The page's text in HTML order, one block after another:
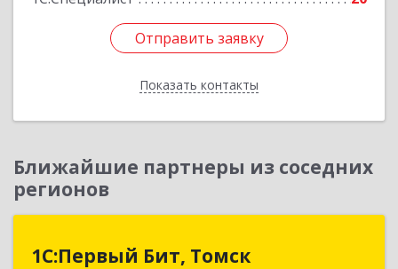
Отправить заявку
Показать контакты
Отправить заявку
Назад
Ближайшие партнеры из соседних
регионов
1С:Первый Бит, Томск